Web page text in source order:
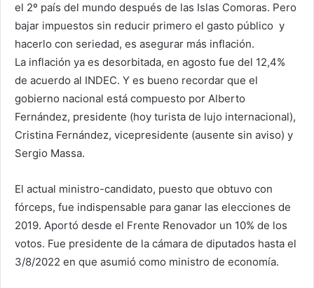
el 2º país del mundo después de las Islas Comoras. Pero
bajar impuestos sin reducir primero el gasto público y
hacerlo con seriedad, es asegurar más inflación.
La inflación ya es desorbitada, en agosto fue del 12,4%
de acuerdo al INDEC. Y es bueno recordar que el
gobierno nacional está compuesto por Alberto
Fernández, presidente (hoy turista de lujo internacional),
Cristina Fernández, vicepresidente (ausente sin aviso) y
Sergio Massa.
El actual ministro-candidato, puesto que obtuvo con
fórceps, fue indispensable para ganar las elecciones de
2019. Aportó desde el Frente Renovador un 10% de los
votos. Fue presidente de la cámara de diputados hasta el
3/8/2022 en que asumió como ministro de economía.